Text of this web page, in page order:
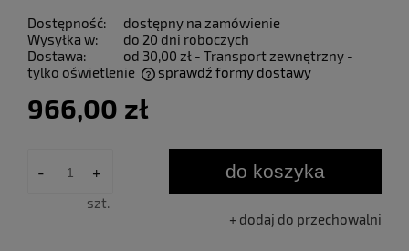
Dostępność:
dostępny na zamówienie
Wysyłka w:
do 20 dni roboczych
Dostawa:
od 30,00 zł - Transport zewnętrzny -
tylko oświetlenie
sprawdź formy dostawy
966,00 zł
- +
szt.
do koszyka
dodaj do przechowalni